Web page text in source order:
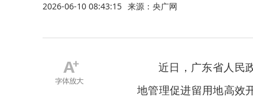
2026-06-10 08:43:15 来源：央广网
近日，广东省人民
地管理促进留用地高效